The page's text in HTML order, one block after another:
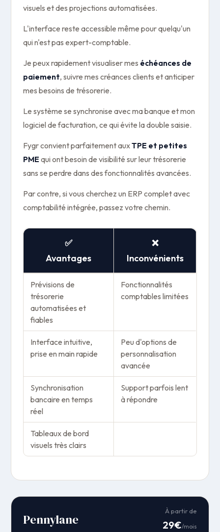
visuels et des projections automatisées.
L'interface reste accessible même pour quelqu'un
qui n'est pas expert-comptable.
Je peux rapidement visualiser mes échéances de
paiement, suivre mes créances clients et anticiper
mes besoins de trésorerie.
Le système se synchronise avec ma banque et mon
logiciel de facturation, ce qui évite la double saisie.
Fygr convient parfaitement auxTPE et petites
PME qui ont besoin de visibilité sur leur trésorerie
sans se perdre dans des fonctionnalités avancées.
Par contre, si vous cherchez un ERP complet avec
comptabilité intégrée, passez votre chemin.
✅
Avantages
❌
Inconvénients
Prévisions de
trésorerie
automatisées et
fiables
Fonctionnalités
comptables limitées
Interface intuitive,
prise en main rapide
Peu d'options de
personnalisation
avancée
Synchronisation
bancaire en temps
réel
Support parfois lent
à répondre
Tableaux de bord
visuels très clairs
Pennylane
À partir de
29€/mois